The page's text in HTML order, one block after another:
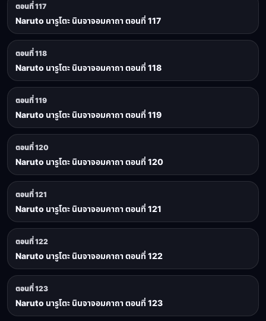
ตอนที่ 117
Naruto นารูโตะ นินจาจอมคาถา ตอนที่ 117
ตอนที่ 118
Naruto นารูโตะ นินจาจอมคาถา ตอนที่ 118
ตอนที่ 119
Naruto นารูโตะ นินจาจอมคาถา ตอนที่ 119
ตอนที่ 120
Naruto นารูโตะ นินจาจอมคาถา ตอนที่ 120
ตอนที่ 121
Naruto นารูโตะ นินจาจอมคาถา ตอนที่ 121
ตอนที่ 122
Naruto นารูโตะ นินจาจอมคาถา ตอนที่ 122
ตอนที่ 123
Naruto นารูโตะ นินจาจอมคาถา ตอนที่ 123